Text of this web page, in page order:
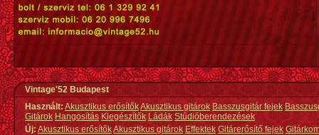
Vintage'52 Budapest
Használt: Akusztikus erősítőkAkusztikus gitárok Basszusgitár fejek
Gitárok Hangosítás Kiegészítők Ládák Stúdióberendezések
Új:Akusztikus erősítőkAkusztikus gitárok Effektek Gitárerősítő fejek